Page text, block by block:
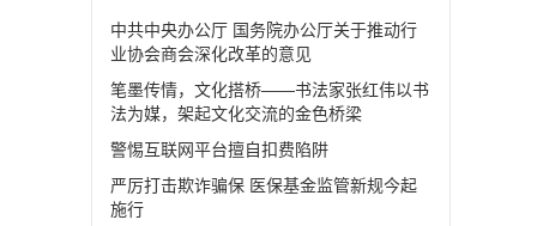
中共中央办公厅 国务院办公厅关于推动行
业协会商会深化改革的意见
笔墨传情，文化搭桥——书法家张红伟以书
法为媒，架起文化交流的金色桥梁
警惕互联网平台擅自扣费陷阱
严厉打击欺诈骗保 医保基金监管新规今起
施行